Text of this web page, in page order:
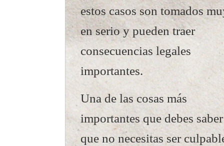
estos casos son tomados
en serio y pueden traer
consecuencias legales
importantes.
Una de las cosas más
importantes que debes
que no necesitas ser